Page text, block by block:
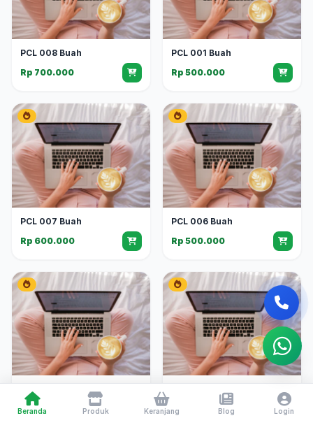
PCL 008 Buah
Rp 700.000
PCL 001 Buah
Rp 500.000
PCL 007 Buah
Rp 600.000
PCL 006 Buah
Rp 500.000
PCL 002 Buah
Rp 600.000
Rp 500.000
Beranda Produk Keranjang Blog Login